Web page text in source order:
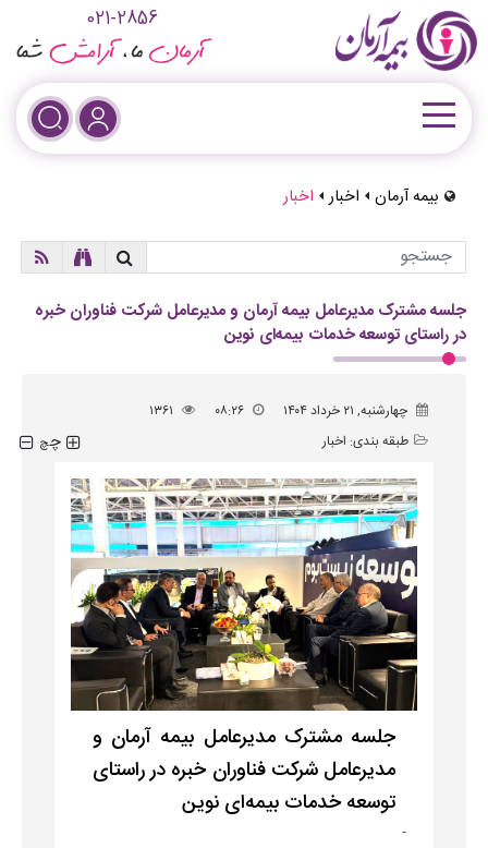
021-2856
بیمه آرمان اخبار اخبار
جلسه مشترک مدیرعامل بیمه آرمان و مدیرعامل شرکت فناوران خبره
در راستای توسعه خدمات بیمه‌ای نوین
چهارشنبه, ۲۱ خرداد ۱۴۰۴ ۰۸:۲۶
۱۳۶۱
طبقه بندی: اخبار چچ
جلسه مشترک مدیرعامل بیمه آرمان و
مدیرعامل شرکت فناوران خبره در راستای
توسعه خدمات بیمه‌ای نوین
-